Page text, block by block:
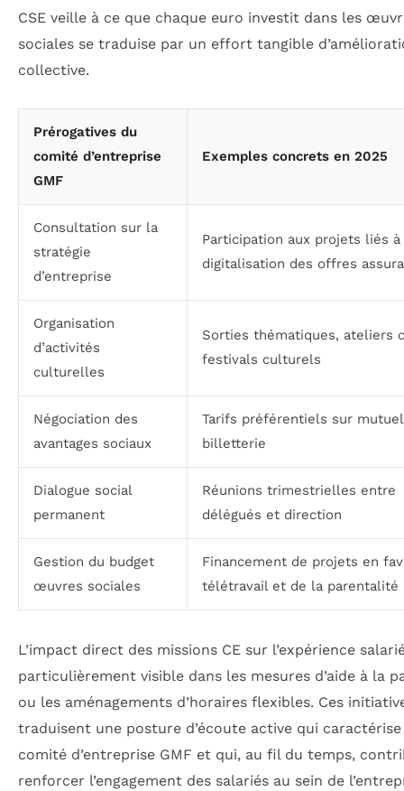
CSE veille à ce que chaque euro investit dans les
sociales se traduise par un effort tangible
collective.
Prérogatives du
comité d’entreprise
GMF
Exemples concrets en 2025
Consultation sur la
stratégie
d’entreprise
Participation aux projets liés à
digitalisation des offres
Organisation
d’activités
culturelles
Sorties thématiques, ateliers
festivals culturels
Négociation des
avantages sociaux
Tarifs préférentiels sur
billetterie
Dialogue social
permanent
Réunions trimestrielles entre
délégués et direction
Gestion du budget
œuvres sociales
Financement de projets en
télétravail et de la parentalité
L’impact direct des missions CE sur l’expérience
particulièrement visible dans les mesures d’aide à la
ou les aménagements d’horaires flexibles. Ces
traduisent une posture d’écoute active qui
comité d’entreprise GMF et qui, au fil du temps,
renforcer l’engagement des salariés au sein de